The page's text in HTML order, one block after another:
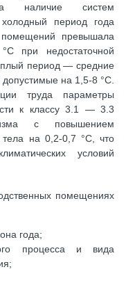
наличие систем
период года
превышала
при недостаточной
период — средние
на 1,5-8 °С.
труда параметры
к классу 3.1 — 3.3
с повышением
тела на 0,2-0,7 °С, что
условий
помещениях
года;
процесса и вида